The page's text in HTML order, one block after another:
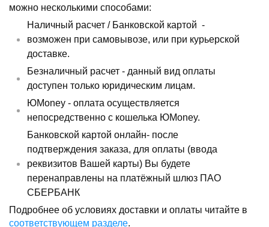
можно несколькими способами:
Наличный расчет / Банковской картой -
возможен при самовывозе, или при курьерской
доставке.
Безналичный расчет - данный вид оплаты
доступен только юридическим лицам.
ЮMoney - оплата осуществляется
непосредственно с кошелька ЮMoney.
Банковской картой онлайн- после
подтверждения заказа, для оплаты (ввода
реквизитов Вашей карты) Вы будете
перенаправлены на платёжный шлюз ПАО
СБЕРБАНК
Подробнее об условиях доставки и оплаты читайте в
соответствующем разделе.